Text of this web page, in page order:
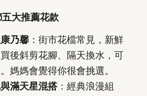
大推薦花款
乃馨 ：街市花檔常見，新鮮
後斜剪花腳、隔天換水，可
媽媽會覺得你很會挑選。
滿天星混搭 ：經典浪漫組